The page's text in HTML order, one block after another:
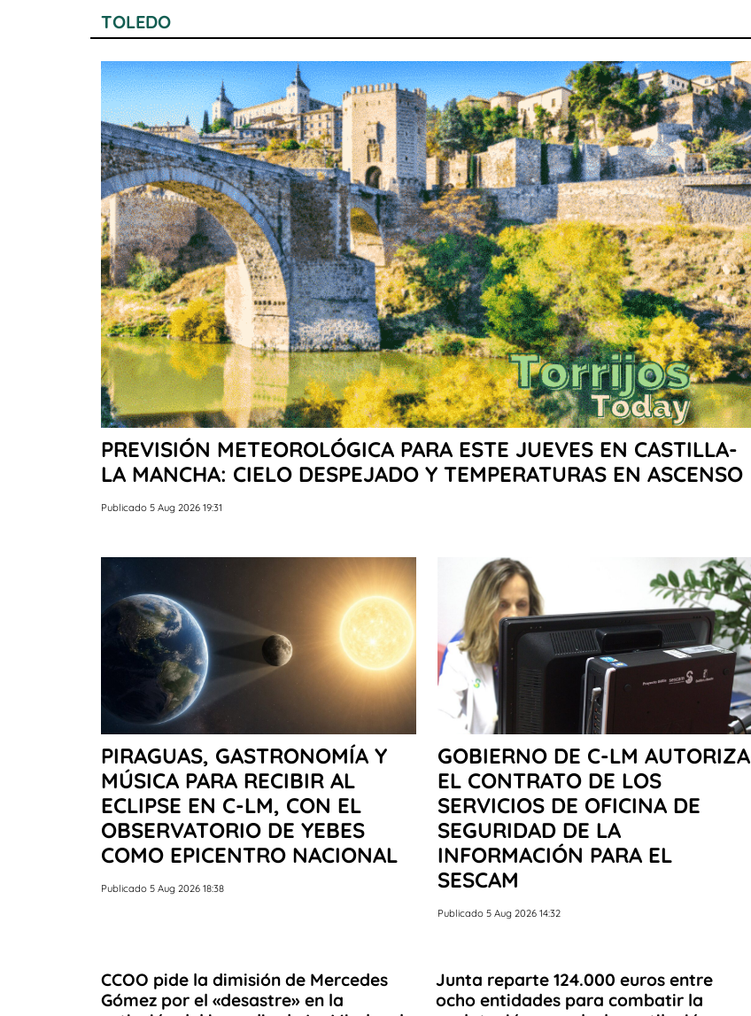
TOLEDO
PREVISIÓN METEOROLÓGICA PARA ESTE JUEVES EN CASTILLA-
LA MANCHA: CIELO DESPEJADO Y TEMPERATURAS EN ASCENSO
Publicado 5 Aug 2026 19:31
PIRAGUAS, GASTRONOMÍA Y
MÚSICA PARA RECIBIR AL
ECLIPSE EN C-LM, CON EL
OBSERVATORIO DE YEBES
COMO EPICENTRO NACIONAL
Publicado 5 Aug 2026 18:38
GOBIERNO DE C-LM AUTORIZA
EL CONTRATO DE LOS
SERVICIOS DE OFICINA DE
SEGURIDAD DE LA
INFORMACIÓN PARA EL
SESCAM
Publicado 5 Aug 2026 14:32
CCOO pide la dimisión de Mercedes
Gómez por el «desastre» en la
Junta reparte 124.000 euros entre
ocho entidades para combatir la